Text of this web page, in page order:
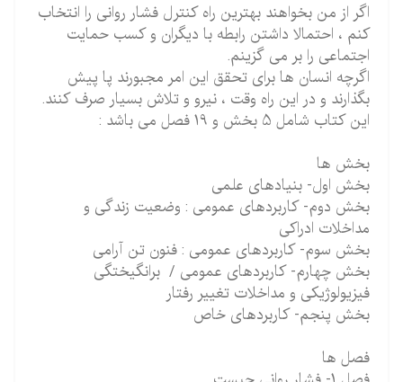
اگر از من بخواهند بهترین راه کنترل فشار روانی را انتخاب
کنم ، احتمالا داشتن رابطه با دیگران و کسب حمایت
اجتماعی را بر می گزینم.
اگرچه انسان ها برای تحقق این امر مجبورند پا پیش
بگذارند و در این راه وقت ، نیرو و تلاش بسیار صرف کنند.
این کتاب شامل 5 بخش و 19 فصل می باشد :
بخش ها
بخش اول- بنیادهای علمی
بخش دوم- کاربردهای عمومی : وضعیت زندگی و
مداخلات ادراکی
بخش سوم- کاربردهای عمومی : فنون تن آرامی
بخش چهارم- کاربردهای عمومی / برانگیختگی
فیزیولوژیکی و مداخلات تغییر رفتار
بخش پنجم- کاربردهای خاص
فصل ها